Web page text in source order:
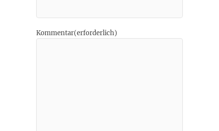
Kommentar(erforderlich)